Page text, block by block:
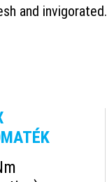
and invigorated.